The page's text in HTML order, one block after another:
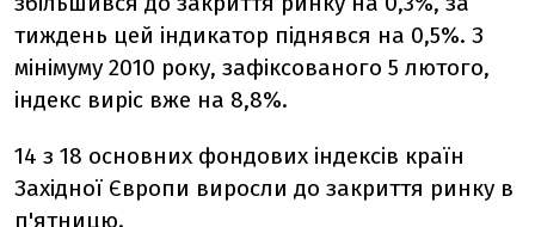
тиждень цей індикатор піднявся на 0,5%. З
мінімуму 2010 року, зафіксованого 5 лютого,
індекс виріс вже на 8,8%.
14 з 18 основних фондових індексів країн
Західної Європи виросли до закриття ринку в
п'ятницю.